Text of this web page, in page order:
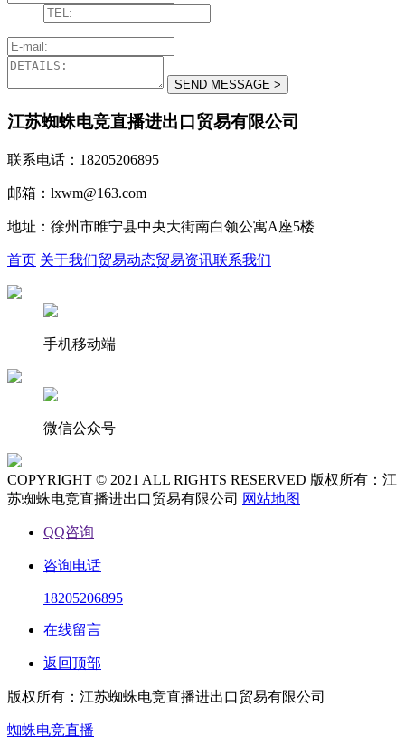
江苏蜘蛛电竞直播进出口贸易有限公司
联系电话：18205206895
邮箱：lxwm@163.com
地址：徐州市睢宁县中央大街南白领公寓A座5楼
首页 关于我们贸易动态贸易资讯联系我们
手机移动端
微信公众号
COPYRIGHT © 2021 ALL RIGHTS RESERVED 版权所有：江
苏蜘蛛电竞直播进出口贸易有限公司 网站地图
QQ咨询
咨询电话
18205206895
在线留言
返回顶部
版权所有：江苏蜘蛛电竞直播进出口贸易有限公司
蜘蛛电竞直播